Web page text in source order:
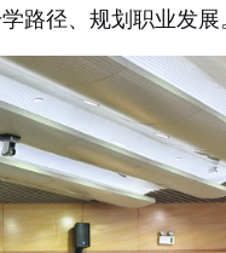
路径、规划职业发展